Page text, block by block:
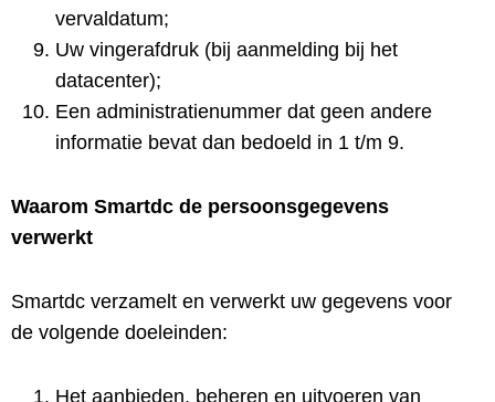
vervaldatum;
Uw vingerafdruk (bij aanmelding bij het
datacenter);
Een administratienummer dat geen andere
informatie bevat dan bedoeld in 1 t/m 9.
Waarom Smartdc de persoonsgegevens
verwerkt
Smartdc verzamelt en verwerkt uw gegevens voor
de volgende doeleinden:
Het aanbieden, beheren en uitvoeren van